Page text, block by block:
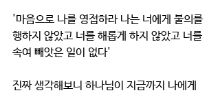
'마음으로 나를 영접하라 나는 너에게 불의를
행하지 않았고 너를 해롭게 하지 않았고 너를
속여 빼앗은 일이 없다'
진짜 생각해보니 하나님이 지금까지 나에게